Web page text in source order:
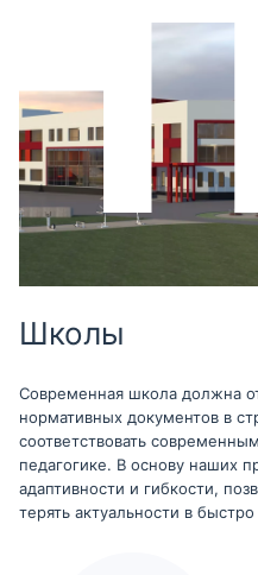
Школы
Современная школа должна
нормативных документов в
соответствовать
педагогике. В основу наших
адаптивности и гибкости,
терять актуальности в